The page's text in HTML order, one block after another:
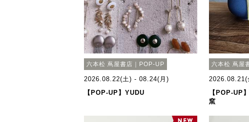
六本松 蔦屋書店｜POP-UP
2026.08.22(土) - 08.24(月)
【POP-UP】YUDU
六本松 蔦屋
【POP-UP
窯